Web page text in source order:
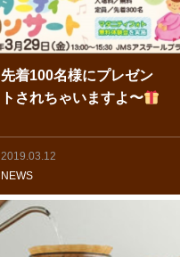
先着100名様にプレゼン
トされちゃいますよ〜
2019.03.12
NEWS